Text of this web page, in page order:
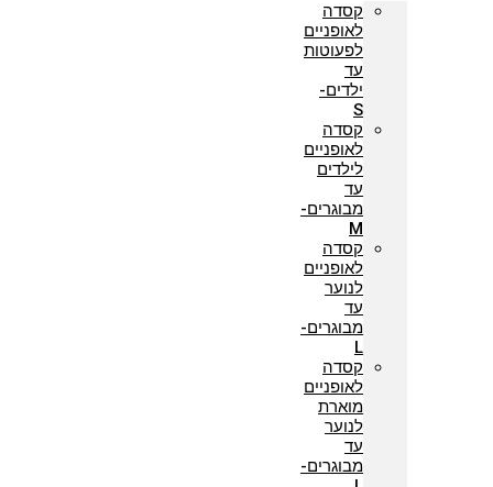
קסדה
לאופניים
לפעוטות
ילדים-
קסדה
לאופניים
לילדים
מבוגרים-
קסדה
לאופניים
מבוגרים-
קסדה
לאופניים
מוארת
מבוגרים-